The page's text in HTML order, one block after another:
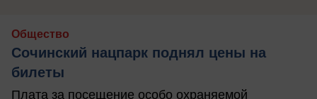
Общество
Сочинский нацпарк поднял цены на
билеты
Плата за посещение особо охраняемой